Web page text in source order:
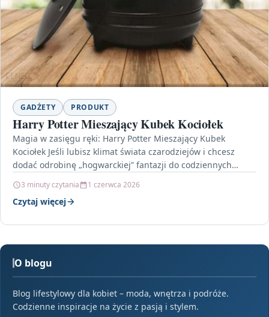
GADŻETY PRODUKT
Harry Potter Mieszający Kubek Kociołek
Magia w zasięgu ręki: Harry Potter Mieszający Kubek
Kociołek Jeśli lubisz klimat świata czarodziejów i chcesz
dodać odrobinę „hogwarckiej” fantazji do codziennych
3 minuty czytania 1 czerwca 2026
Czytaj więcej
O blogu
Blog lifestylowy dla kobiet – moda, wnętrza i podróże.
Codzienne inspiracje na życie z pasją i stylem.